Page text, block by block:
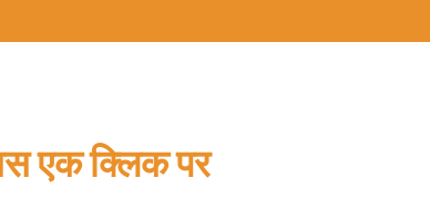
एक क्लिक पर